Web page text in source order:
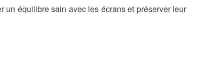
un équilibre sain avec les écrans et préserver leur